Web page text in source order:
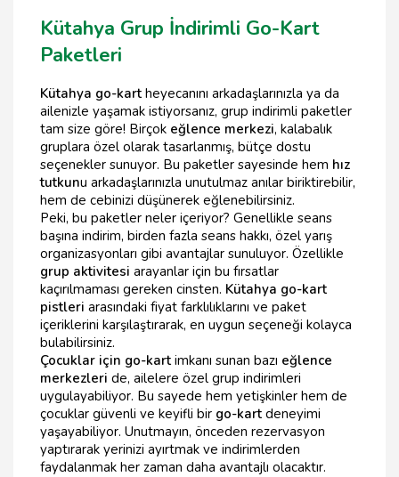
Kütahya Grup İndirimli Go-Kart
Paketleri
Kütahya go-kart heyecanını arkadaşlarınızla ya da
ailenizle yaşamak istiyorsanız, grup indirimli paketler
tam size göre! Birçok eğlence merkezi, kalabalık
gruplara özel olarak tasarlanmış, bütçe dostu
seçenekler sunuyor. Bu paketler sayesinde hem hız
tutkunu arkadaşlarınızla unutulmaz anılar biriktirebilir,
hem de cebinizi düşünerek eğlenebilirsiniz.
Peki, bu paketler neler içeriyor? Genellikle seans
başına indirim, birden fazla seans hakkı, özel yarış
organizasyonları gibi avantajlar sunuluyor. Özellikle
grup aktivitesi arayanlar için bu fırsatlar
kaçırılmaması gereken cinsten. Kütahya go-kart
pistleri arasındaki fiyat farklılıklarını ve paket
içeriklerini karşılaştırarak, en uygun seçeneği kolayca
bulabilirsiniz.
Çocuklar için go-kart imkanı sunan bazı eğlence
merkezleri de, ailelere özel grup indirimleri
uygulayabiliyor. Bu sayede hem yetişkinler hem de
çocuklar güvenli ve keyifli bir go-kart deneyimi
yaşayabiliyor. Unutmayın, önceden rezervasyon
yaptırarak yerinizi ayırtmak ve indirimlerden
faydalanmak her zaman daha avantajlı olacaktır.